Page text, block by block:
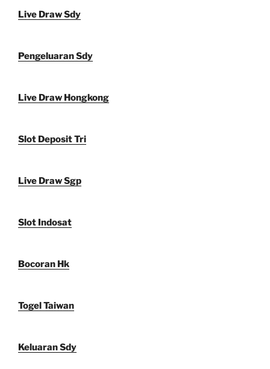
Live Draw Sdy
Pengeluaran Sdy
Live Draw Hongkong
Slot Deposit Tri
Live Draw Sgp
Slot Indosat
Bocoran Hk
Togel Taiwan
Keluaran Sdy